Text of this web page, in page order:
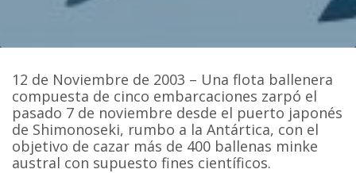
12 de Noviembre de 2003 – Una flota ballenera
compuesta de cinco embarcaciones zarpó el
pasado 7 de noviembre desde el puerto japonés
de Shimonoseki, rumbo a la Antártica, con el
objetivo de cazar más de 400 ballenas minke
austral con supuesto fines científicos.